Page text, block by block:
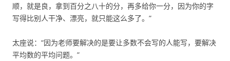
顺，就是良，拿到百分之八十的分，再多给你一分，因为你的字
写得比别人干净、漂亮，就只能这么多了。”
太座说：“因为老师要解决的是要让多数不会写的人能写，要解决
平均数的平均问题。”